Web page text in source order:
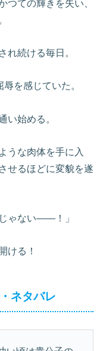
つての輝きを失い、
れ続ける毎日。
を感じていた。
い始める。
うな肉体を手に入
せるほどに変貌を遂
ゃない——！」
ける！
ネタバレ